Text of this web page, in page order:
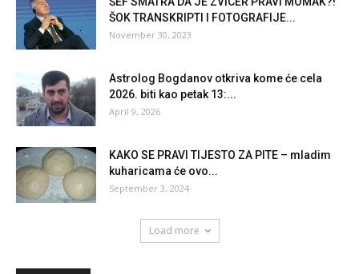
ŠOK TRANSKRIPTI I FOTOGRAFIJE...
November 30, 2023
Astrolog Bogdanov otkriva kome će cela
2026. biti kao petak 13:...
April 9, 2026
KAKO SE PRAVI TIJESTO ZA PITE – mladim
kuharicama će ovo...
September 3, 2024
Load more